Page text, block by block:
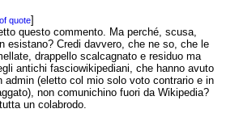
molti la pensano allo stesso modo su
- perché non ci facciamo una
list anche noi, eh? Uno "strumento di
", pieno zeppo di wikilove? Se lo
due admin/CU (di cui uno è anche arbitro)
cosa va benissimo, perché non
quest'abitudine? O forse è una
possono fare solo gli utenti flaggati?
tal caso, sarebbe una buona idea scriverlo
quote]
questo commento. Ma perché, scusa,
esistano? Credi davvero, che ne so, che le
drappello scalcagnato e residuo ma
antichi fasciowikipediani, che hanno avuto
admin (eletto col mio solo voto contrario e in
non comunichino fuori da Wikipedia?
un colabrodo.